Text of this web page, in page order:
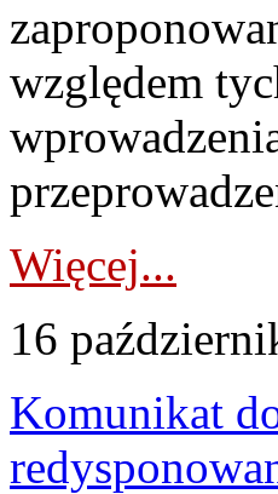
względem
Więcej...
16
Komunikat